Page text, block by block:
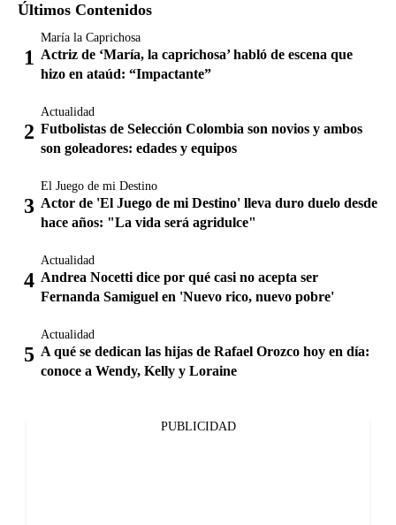
Últimos Contenidos
María la Caprichosa
Actriz de ‘María, la caprichosa’ habló de escena que
hizo en ataúd: “Impactante”
Actualidad
Futbolistas de Selección Colombia son novios y ambos
son goleadores: edades y equipos
El Juego de mi Destino
Actor de 'El Juego de mi Destino' lleva duro duelo desde
hace años: "La vida será agridulce"
Actualidad
Andrea Nocetti dice por qué casi no acepta ser
Fernanda Samiguel en 'Nuevo rico, nuevo pobre'
Actualidad
A qué se dedican las hijas de Rafael Orozco hoy en día:
conoce a Wendy, Kelly y Loraine
PUBLICIDAD